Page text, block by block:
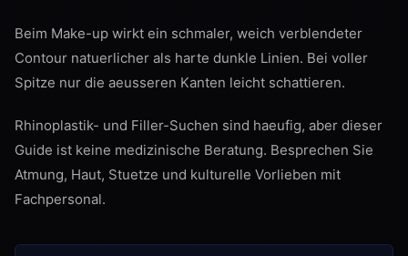
Beim Make-up wirkt ein schmaler, weich verblendeter
Contour natuerlicher als harte dunkle Linien. Bei voller
Spitze nur die aeusseren Kanten leicht schattieren.
Rhinoplastik- und Filler-Suchen sind haeufig, aber dieser
Guide ist keine medizinische Beratung. Besprechen Sie
Atmung, Haut, Stuetze und kulturelle Vorlieben mit
Fachpersonal.